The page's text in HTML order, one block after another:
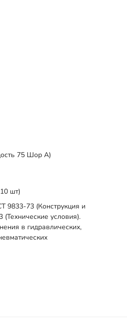
75 Шор А)
шт)
9833-73 (Конструкция и
условия).
в гидравлических,